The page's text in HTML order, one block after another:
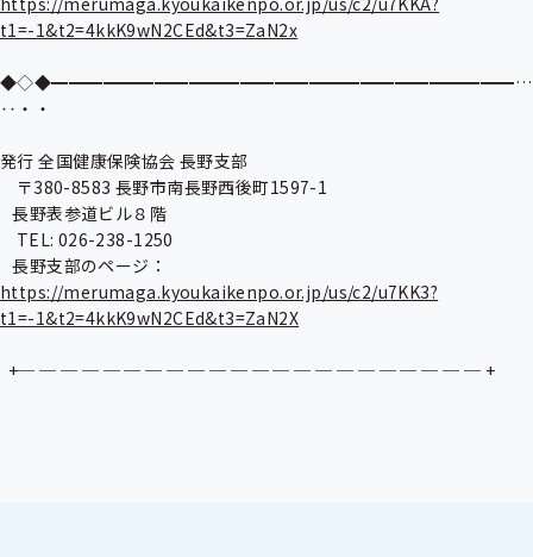
t1=-1&t2=4kkK9wN2CEd&t3=ZaN2x
◆◇◆━━━━━━━━━━━━━━━━━━━━━━━━━━━…
‥・・
発行 全国健康保険協会 長野支部
   長野表参道ビル８階
   長野支部のページ：
https://merumaga.kyoukaikenpo.or.jp/us/c2/u7KK3?
t1=-1&t2=4kkK9wN2CEd&t3=ZaN2X
  +─ ─ ─ ─ ─ ─ ─ ─ ─ ─ ─ ─ ─ ─ ─ ─ ─ ─ ─ ─ ─ ─ +